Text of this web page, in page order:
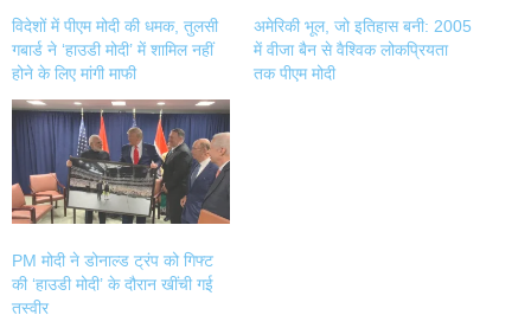
विदेशों में पीएम मोदी की धमक, तुलसी
गबार्ड ने ‘हाउडी मोदी’ में शामिल नहीं
होने के लिए मांगी माफी
अमेरिकी भूल, जो इतिहास बनी: 2005
में वीजा बैन से वैश्विक लोकप्रियता
तक पीएम मोदी
PM मोदी ने डोनाल्ड ट्रंप को गिफ्ट
की ‘हाउडी मोदी’ के दौरान खींची गई
तस्वीर